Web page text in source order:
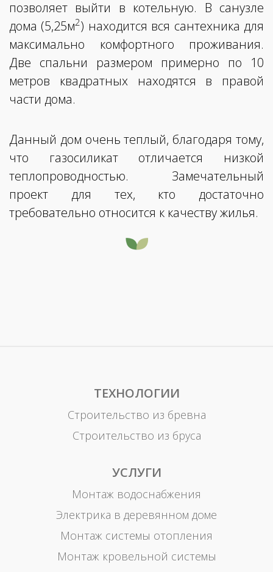
позволяет выйти в котельную. В санузле
дома (5,25м2) находится вся сантехника для
максимально комфортного проживания.
Две спальни размером примерно по 10
метров квадратных находятся в правой
части дома.
Данный дом очень теплый, благодаря тому,
что газосиликат отличается низкой
теплопроводностью. Замечательный
проект для тех, кто достаточно
требовательно относится к качеству жилья.
ТЕХНОЛОГИИ
Строительство из бревна
Строительство из бруса
УСЛУГИ
Монтаж водоснабжения
Электрика в деревянном доме
Монтаж системы отопления
Монтаж кровельной системы